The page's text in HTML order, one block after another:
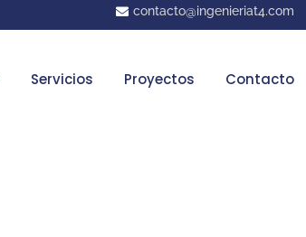
contacto@ingenieriat4.com
Servicios Proyectos Contacto